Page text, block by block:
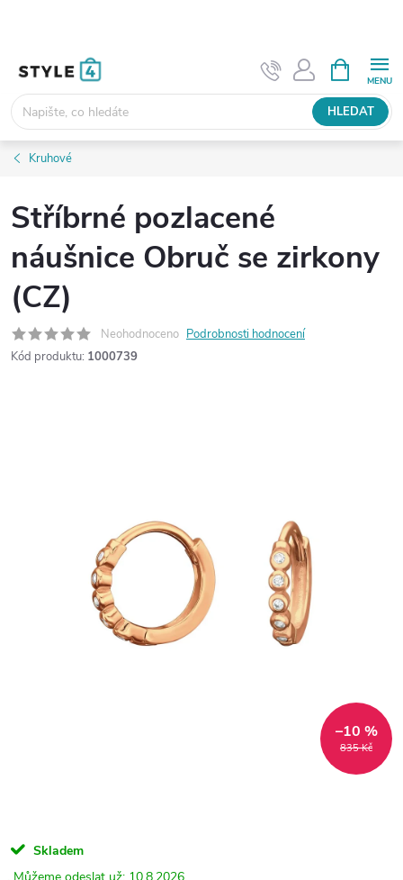
HLEDAT
NÁKUPNÍ
KOŠÍK
Kruhové
Stříbrné pozlacené
náušnice Obruč se zirkony
(CZ)
Neohodnoceno Podrobnosti hodnocení
Kód produktu: 1000739
835 Kč
–10 %
Skladem